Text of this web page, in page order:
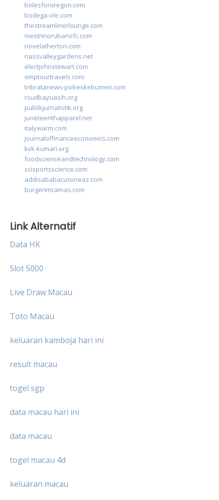
bolesfororegon.com
bodega-ole.com
thestreamlinerlounge.com
mestrinorubanofc.com
novelatherton.com
nassvalleygardens.net
electjohnstewart.com
omptourtravels.com
tribratanews-polreskebumen.com
rsudbayuasih.org
publikjurnalistik.org
juneteenthapparel.net
italywarm.com
journaloffinanceeconomics.com
kvk-kumari.org
foodscienceandtechnology.com
scisportsscience.com
addisababacuisineaz.com
burgerimcamas.com
Link Alternatif
Data HK
Slot 5000
Live Draw Macau
Toto Macau
keluaran kamboja hari ini
result macau
togel sgp
data macau hari ini
data macau
togel macau 4d
keluaran macau